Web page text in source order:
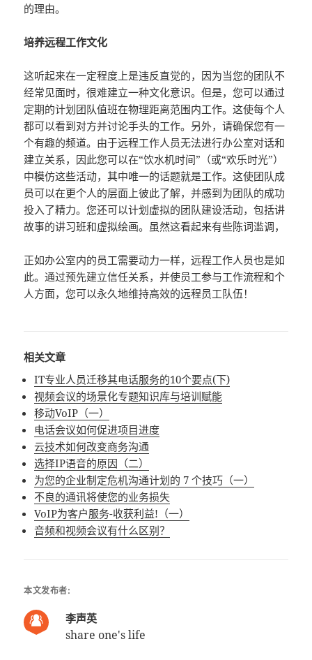
的理由。
培养远程工作文化
这听起来在一定程度上是违反直觉的，因为当您的团队不
经常见面时，很难建立一种文化意识。但是，您可以通过
定期的计划团队值班在物理距离范围内工作。这使每个人
都可以看到对方并讨论手头的工作。另外，请确保您有一
个有趣的频道。由于远程工作人员无法进行办公室对话和
建立关系，因此您可以在“饮水机时间”（或“欢乐时光”）
中模仿这些活动，其中唯一的话题就是工作。这使团队成
员可以在更个人的层面上彼此了解，并感到为团队的成功
投入了精力。您还可以计划虚拟的团队建设活动，包括讲
故事的讲习班和虚拟绘画。虽然这看起来有些陈词滥调，
正如办公室内的员工需要动力一样，远程工作人员也是如
此。通过预先建立信任关系，并使员工参与工作流程和个
人方面，您可以永久地维持高效的远程员工队伍！
相关文章
IT专业人员迁移其电话服务的10个要点(下)
视频会议的场景化专题知识库与培训赋能
移动VoIP（一）
电话会议如何促进项目进度
云技术如何改变商务沟通
选择IP语音的原因（二）
为您的企业制定危机沟通计划的 7 个技巧（一）
不良的通讯将使您的业务损失
VoIP为客户服务-收获利益!（一）
音频和视频会议有什么区别？
本文发布者:
李声英
share one's life